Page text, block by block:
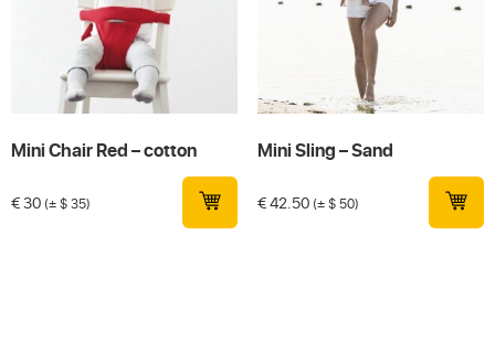
Mini Chair Red – cotton
€30 (± $ 35)
Mini Sling – Sand
€42.50 (± $ 50)